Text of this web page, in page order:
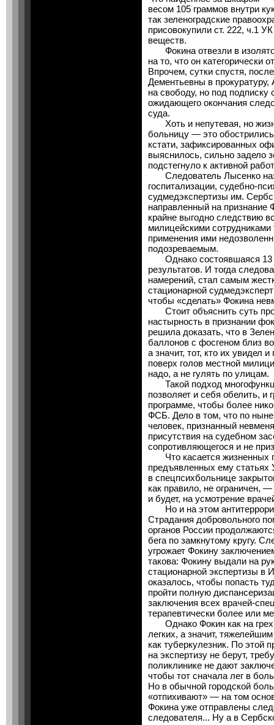
весом 105 граммов внутри
так зеленоградские
присовокупили ст. 222, ч.1
веществ.
Фокина отвезли в
на то, что он категорически
Впрочем, сутки спустя,
Дементьевны в
на свободу, но под
ожидающего окончания
суда.
Хоть и непутевая, но
больницу — это
кстати, зафиксированных
выяснилось, сильно задело
подстегнуло к активной
Следователь Лысенко
госпитализации, судебно-
судмедэкспертизы им.
направленный на
крайне выгодно следствию
милицейскими
применения ими
подозреваемым.
Однако состоявшаяся 13
результатов. И тогда
намерений, стал самым
стационарной
чтобы «сделать» Фокина
Стоит объяснить суть
настырность в признании
решила доказать, что в
баллонов с фосгеном близ
а значит, тот, кто их увидел
поверх голов местной
надо, а не гулять по улицам.
Такой подход
позволяет и себя обелить, и
программе, чтобы более
ФСБ. Дело в том, что по
человек, признанный
присутствия на судебном
сопротивляющегося и не
Что касается жизненных
предъявленных ему статьях
в спецпсихбольнице
как правило, не ограничен,
и будет, на усмотрение
Но и на этом
Страдания добровольного
органов России
бега по замкнутому кругу.
угрожает Фокину
такова: Фокину выдали на
стационарной экспертизы в
оказалось, чтобы попасть
пройти полную
заключения всех врачей-
терапевтически более или
Однако Фокин как на грех
легких, а значит,
как туберкулезник. По этой
на экспертизу не берут,
поликлинике не дают
чтобы тот сначала лег в
Но в обычной городской
«отпихивают» — на том
Фокина уже отправлены
следователя... Ну а в